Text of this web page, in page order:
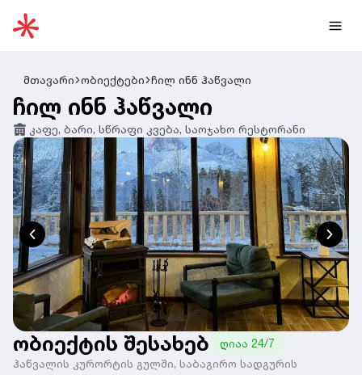
მთავარი ობიექტები ჩილ ინნ ჰაწვალი
ჩილ ინნ ჰაწვალი
კაფე, ბარი, სწრაფი კვება, საოჯახო რესტორანი
ობიექტის შესახებ
ღიაა 24/7
ჰაწვალის კურორტის გულში, საბაგირო სადგურის